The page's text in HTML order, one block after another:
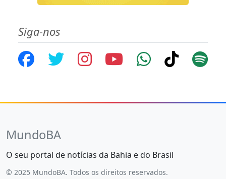
Siga-nos
MundoBA
O seu portal de notícias da Bahia e do Brasil
© 2025 MundoBA. Todos os direitos reservados.